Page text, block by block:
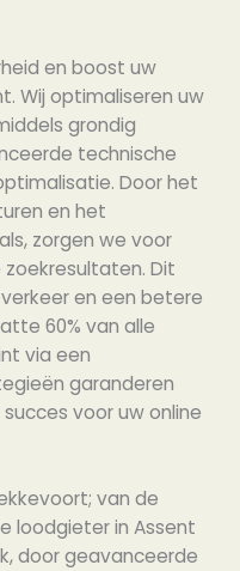
en boost uw
Wij optimaliseren uw
grondig
technische
Door het
en het
zorgen we voor
zoekresultaten. Dit
en een betere
60% van alle
via een
garanderen
voor uw online
van de
loodgieter in Assent
door geavanceerde